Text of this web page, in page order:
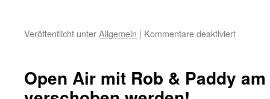
Veröffentlicht unterAllgemein | Kommentare deaktiviert
Rob
Open Air mit Rob & Paddy